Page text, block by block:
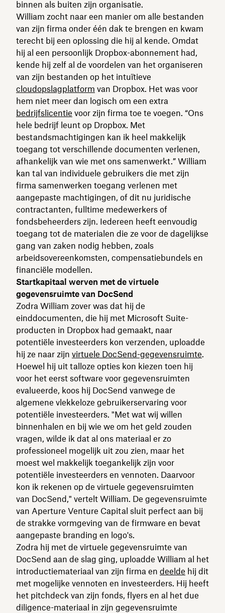
binnen als buiten zijn organisatie.
William zocht naar een manier om alle bestanden
van zijn firma onder één dak te brengen en kwam
terecht bij een oplossing die hij al kende. Omdat
hij al een persoonlijk Dropbox-abonnement had,
kende hij zelf al de voordelen van het organiseren
van zijn bestanden op het intuïtieve
cloudopslagplatform van Dropbox. Het was voor
hem niet meer dan logisch om een extra
bedrijfslicentie voor zijn firma toe te voegen. “Ons
hele bedrijf leunt op Dropbox. Met
bestandsmachtigingen kan ik heel makkelijk
toegang tot verschillende documenten verlenen,
afhankelijk van wie met ons samenwerkt.” William
kan tal van individuele gebruikers die met zijn
firma samenwerken toegang verlenen met
aangepaste machtigingen, of dit nu juridische
contractanten, fulltime medewerkers of
fondsbeheerders zijn. Iedereen heeft eenvoudig
toegang tot de materialen die ze voor de dagelijkse
gang van zaken nodig hebben, zoals
arbeidsovereenkomsten, compensatiebundels en
financiële modellen.
Startkapitaal werven met de virtuele
gegevensruimte van DocSend
Zodra William zover was dat hij de
einddocumenten, die hij met Microsoft Suite-
producten in Dropbox had gemaakt, naar
potentiële investeerders kon verzenden, uploadde
hij ze naar zijn virtuele DocSend-gegevensruimte.
Hoewel hij uit talloze opties kon kiezen toen hij
voor het eerst software voor gegevensruimten
evalueerde, koos hij DocSend vanwege de
algemene vlekkeloze gebruikerservaring voor
potentiële investeerders. "Met wat wij willen
binnenhalen en bij wie we om het geld zouden
vragen, wilde ik dat al ons materiaal er zo
professioneel mogelijk uit zou zien, maar het
moest wel makkelijk toegankelijk zijn voor
potentiële investeerders en vennoten. Daarvoor
kon ik rekenen op de virtuele gegevensruimten
van DocSend," vertelt William. De gegevensruimte
van Aperture Venture Capital sluit perfect aan bij
de strakke vormgeving van de firmware en bevat
aangepaste branding en logo's.
Zodra hij met de virtuele gegevensruimte van
DocSend aan de slag ging, uploadde William al het
introductiemateriaal van zijn firma en deelde hij dit
met mogelijke vennoten en investeerders. Hij heeft
het pitchdeck van zijn fonds, flyers en al het due
diligence-materiaal in zijn gegevensruimte